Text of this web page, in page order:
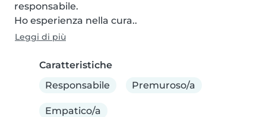
responsabile.
Ho esperienza nella cura..
Leggi di più
Caratteristiche
Responsabile
Premuroso/a
Empatico/a